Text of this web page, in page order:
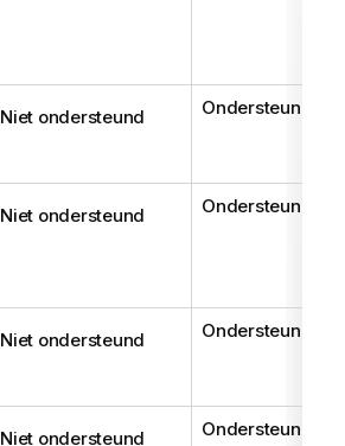
Niet ondersteund Ondersteund
Niet ondersteund Ondersteund
Niet ondersteund Ondersteund
Niet ondersteund Ondersteund